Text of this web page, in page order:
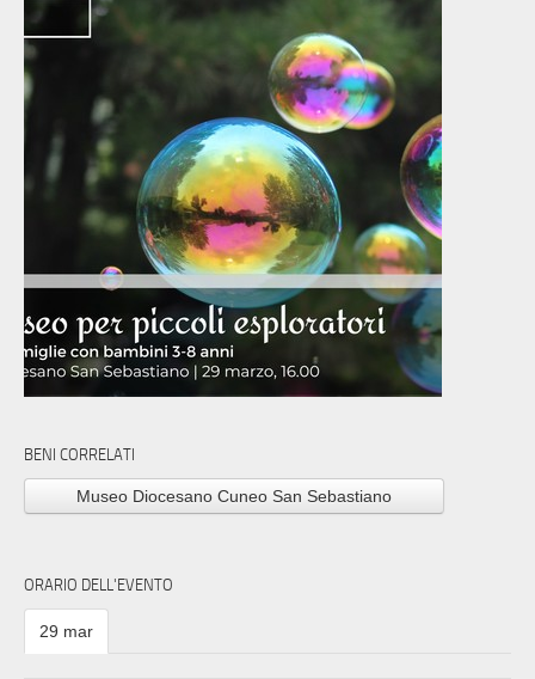
BENI CORRELATI
Museo Diocesano Cuneo San Sebastiano
ORARIO DELL'EVENTO
29 mar